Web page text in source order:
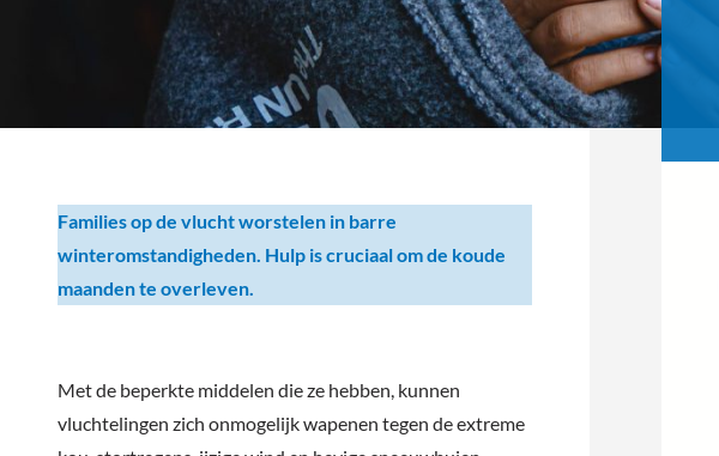
Families op de vlucht worstelen in barre
winteromstandigheden. Hulp is cruciaal om de koude
maanden te overleven.
Met de beperkte middelen die ze hebben, kunnen
vluchtelingen zich onmogelijk wapenen tegen de extreme